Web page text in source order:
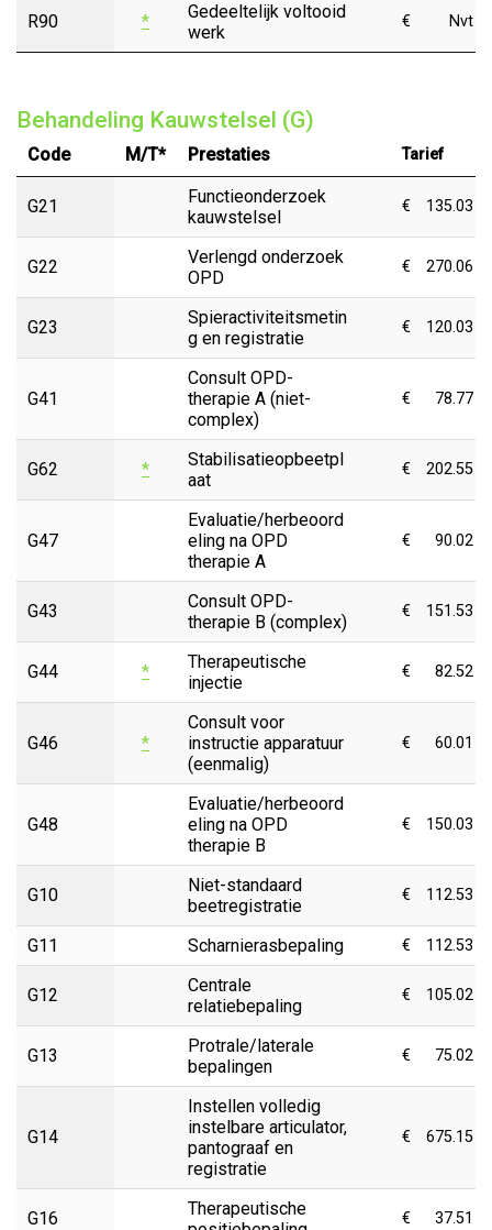
R90 *
Gedeeltelijk voltooid
werk
€ Nvt
Behandeling Kauwstelsel (G)
Code M/T* Prestaties Tarief
G21
Functieonderzoek
kauwstelsel
€ 135.03
G22
Verlengd onderzoek
OPD
€ 270.06
G23
Spieractiviteitsmetin
g en registratie
€ 120.03
G41
Consult OPD-
therapie A (niet-
complex)
€ 78.77
G62 *
Stabilisatieopbeetpl
aat
€ 202.55
G47
Evaluatie/herbeoord
eling na OPD
therapie A
€ 90.02
G43
Consult OPD-
therapie B (complex)
€ 151.53
G44 *
Therapeutische
injectie
€ 82.52
G46 *
Consult voor
instructie apparatuur
(eenmalig)
€ 60.01
G48
Evaluatie/herbeoord
eling na OPD
therapie B
€ 150.03
G10
Niet-standaard
beetregistratie
€ 112.53
G11 Scharnierasbepaling € 112.53
G12
Centrale
relatiebepaling
€ 105.02
G13
Protrale/laterale
bepalingen
€ 75.02
G14
Instellen volledig
instelbare articulator,
pantograaf en
registratie
€ 675.15
G16
Therapeutische
€ 37.51